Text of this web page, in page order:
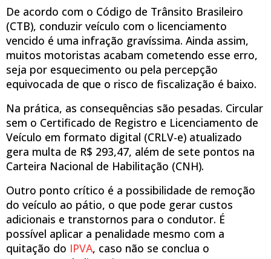
De acordo com o Código de Trânsito Brasileiro
(CTB), conduzir veículo com o licenciamento
vencido é uma infração gravíssima. Ainda assim,
muitos motoristas acabam cometendo esse erro,
seja por esquecimento ou pela percepção
equivocada de que o risco de fiscalização é baixo.
Na prática, as consequências são pesadas. Circular
sem o Certificado de Registro e Licenciamento de
Veículo em formato digital (CRLV-e) atualizado
gera multa de R$ 293,47, além de sete pontos na
Carteira Nacional de Habilitação (CNH).
Outro ponto crítico é a possibilidade de remoção
do veículo ao pátio, o que pode gerar custos
adicionais e transtornos para o condutor. É
possível aplicar a penalidade mesmo com a
quitação do IPVA, caso não se conclua o